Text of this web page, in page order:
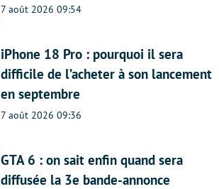
7 août 2026 09:54
iPhone 18 Pro : pourquoi il sera
difficile de l’acheter à son lancement
en septembre
7 août 2026 09:36
GTA 6 : on sait enfin quand sera
diffusée la 3e bande-annonce